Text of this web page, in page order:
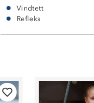
Vindtett
Refleks